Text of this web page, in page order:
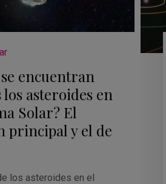
encuentran
los asteroides en
Solar? El
principal y el de
los asteroides en el